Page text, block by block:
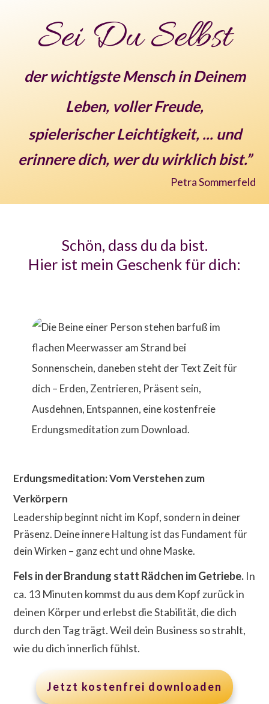
Sei Du Selbst
der wichtigste Mensch in Deinem
Leben, voller Freude,
spielerischer Leichtigkeit, ... und
erinnere dich, wer du wirklich bist.”
Petra Sommerfeld
Schön, dass du da bist.
Hier ist mein Geschenk für dich:
Erdungsmeditation: Vom Verstehen zum
Verkörpern
Leadership beginnt nicht im Kopf, sondern in deiner
Präsenz. Deine innere Haltung ist das Fundament für
dein Wirken – ganz echt und ohne Maske.
Fels in der Brandung statt Rädchen im Getriebe. In
ca. 13 Minuten kommst du aus dem Kopf zurück in
deinen Körper und erlebst die Stabilität, die dich
durch den Tag trägt. Weil dein Business so strahlt,
wie du dich innerlich fühlst.
Jetzt kostenfrei downloaden